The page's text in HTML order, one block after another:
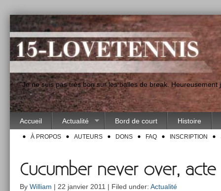
"Je ne suis pas très bon sur les balles de break.
Accueil Actualité Bord de court Histoire
À PROPOS AUTEURS DONS FAQ INSCRIPTION
Cucumber never over,
By William | 22 janvier 2011 | Filed under: Actualité